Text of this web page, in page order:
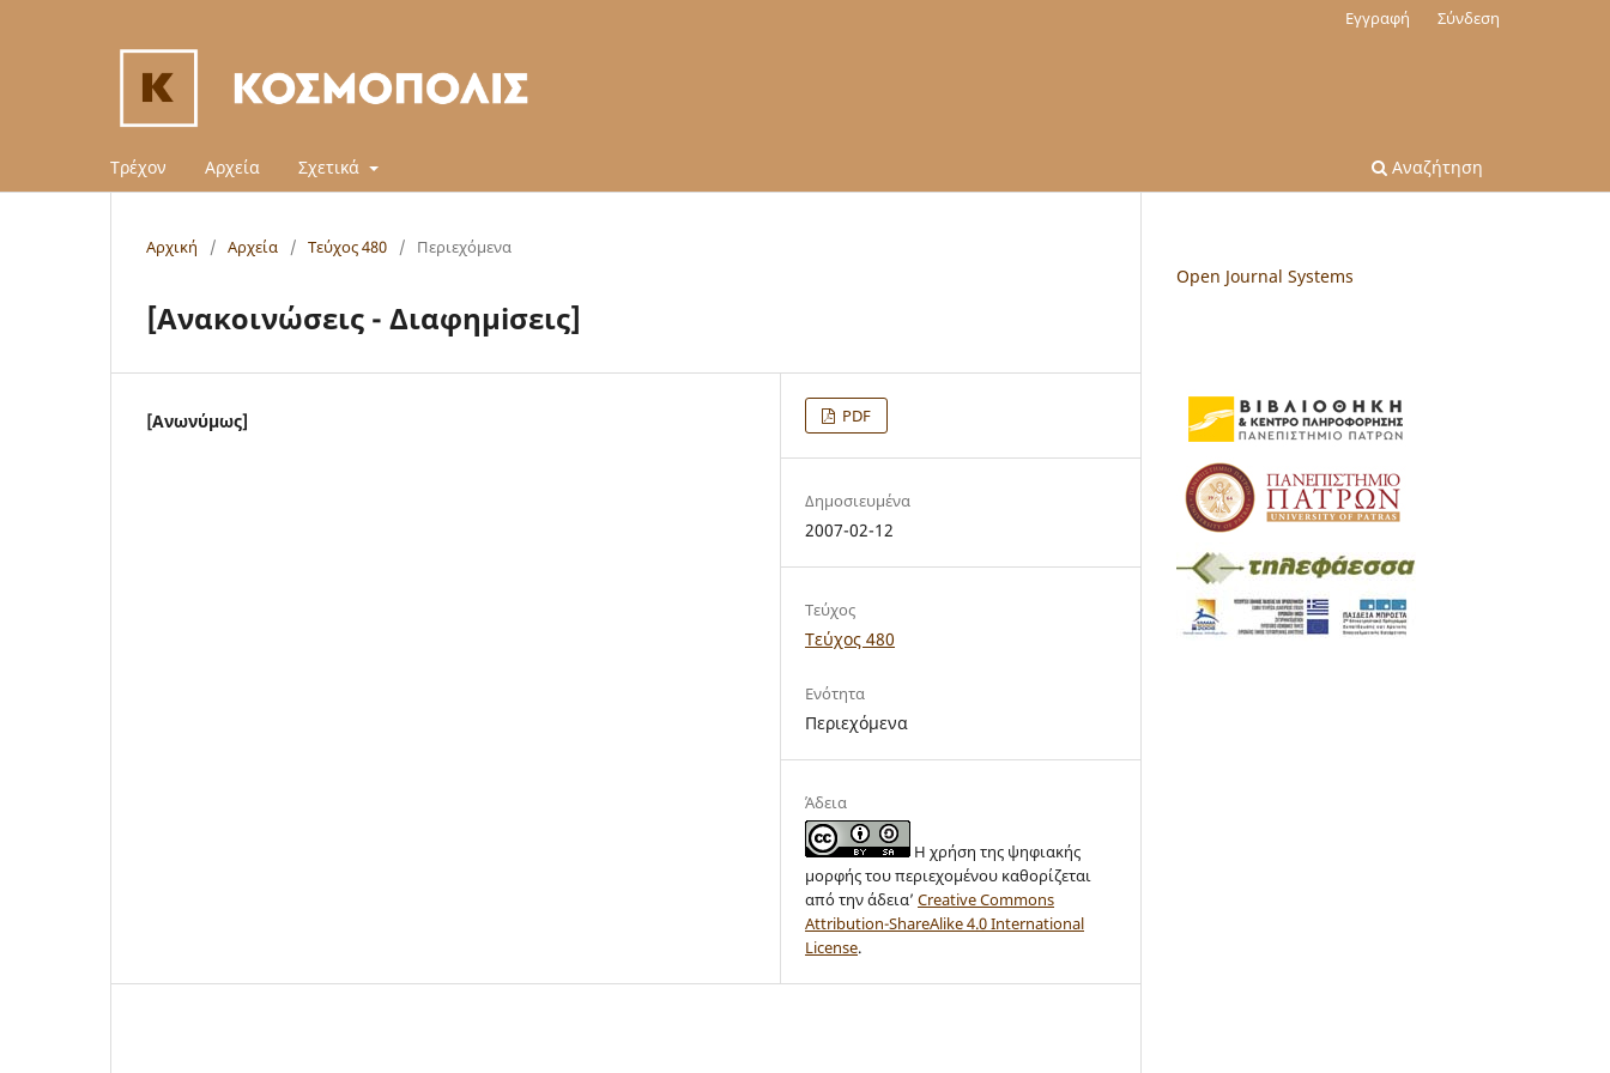
Τρέχον Αρχεία Σχετικά Αναζήτηση
Εγγραφή Σύνδεση
Αρχική / Αρχεία / Τεύχος 480 / Περιεχόμενα
[Ανακοινώσεις - Διαφημiσεις]
[Ανωνύμως] PDF
Δημοσιευμένα
2007-02-12
Τεύχος
Τεύχος 480
Ενότητα
Περιεχόμενα
Άδεια
Η χρήση της ψηφιακής
μορφής του περιεχομένου καθορίζεται
από την άδεια’Creative Commons
Attribution-ShareAlike 4.0 International
License.
Open Journal Systems